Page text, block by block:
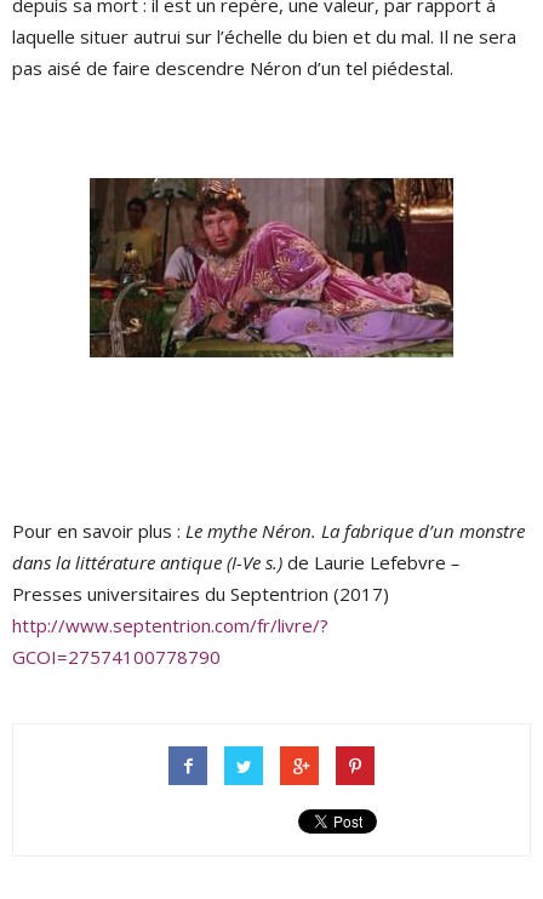
depuis sa mort : il est un repère, une valeur, par rapport à
laquelle situer autrui sur l’échelle du bien et du mal. Il ne sera
pas aisé de faire descendre Néron d’un tel piédestal.
Pour en savoir plus : Le mythe Néron. La fabrique d’un monstre
dans la littérature antique (I-Ve s.) de Laurie Lefebvre –
Presses universitaires du Septentrion (2017)
http://www.septentrion.com/fr/livre/?
GCOI=27574100778790